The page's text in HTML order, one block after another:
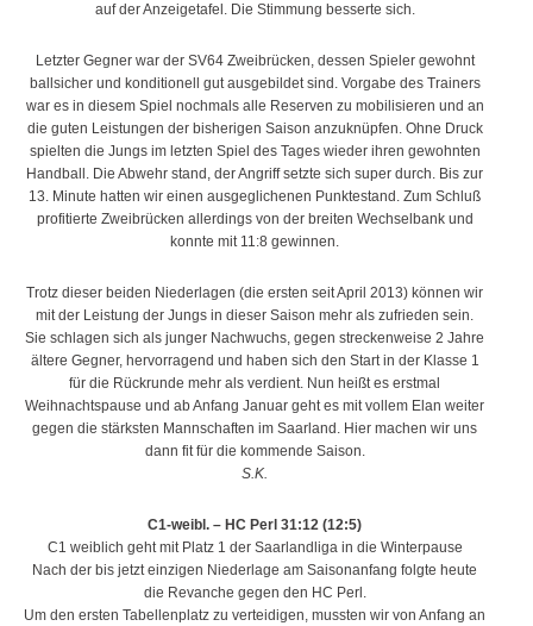
auf der Anzeigetafel. Die Stimmung besserte sich.
Letzter Gegner war der SV64 Zweibrücken, dessen Spieler gewohnt
ballsicher und konditionell gut ausgebildet sind. Vorgabe des Trainers
war es in diesem Spiel nochmals alle Reserven zu mobilisieren und an
die guten Leistungen der bisherigen Saison anzuknüpfen. Ohne Druck
spielten die Jungs im letzten Spiel des Tages wieder ihren gewohnten
Handball. Die Abwehr stand, der Angriff setzte sich super durch. Bis zur
13. Minute hatten wir einen ausgeglichenen Punktestand. Zum Schluß
profitierte Zweibrücken allerdings von der breiten Wechselbank und
konnte mit 11:8 gewinnen.
Trotz dieser beiden Niederlagen (die ersten seit April 2013) können wir
mit der Leistung der Jungs in dieser Saison mehr als zufrieden sein.
Sie schlagen sich als junger Nachwuchs, gegen streckenweise 2 Jahre
ältere Gegner, hervorragend und haben sich den Start in der Klasse 1
für die Rückrunde mehr als verdient. Nun heißt es erstmal
Weihnachtspause und ab Anfang Januar geht es mit vollem Elan weiter
gegen die stärksten Mannschaften im Saarland. Hier machen wir uns
dann fit für die kommende Saison.
S.K.
C1-weibl. – HC Perl 31:12 (12:5)
C1 weiblich geht mit Platz 1 der Saarlandliga in die Winterpause
Nach der bis jetzt einzigen Niederlage am Saisonanfang folgte heute
die Revanche gegen den HC Perl.
Um den ersten Tabellenplatz zu verteidigen, mussten wir von Anfang an